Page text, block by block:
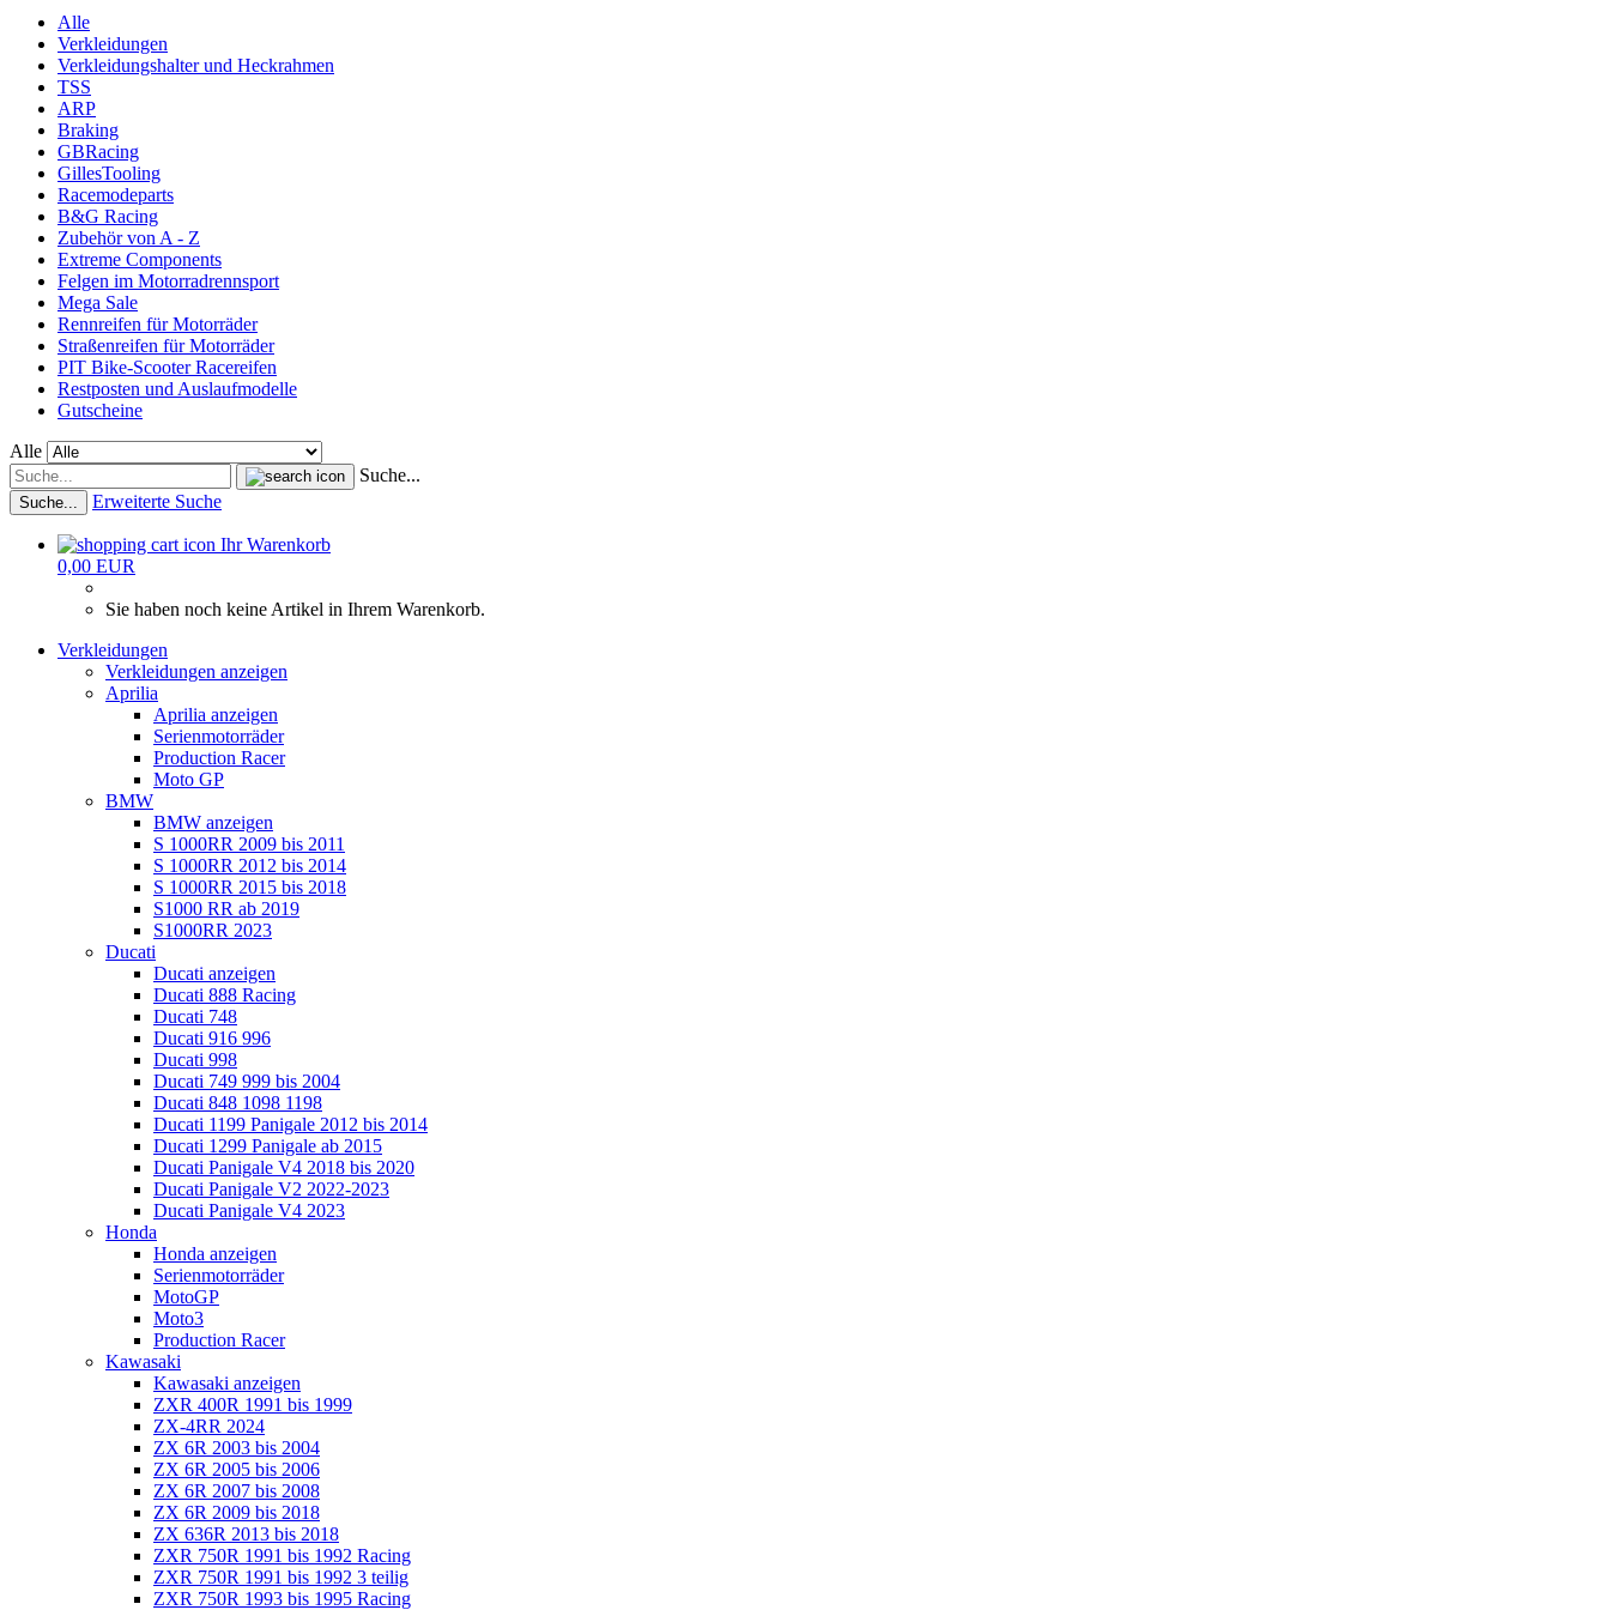
Alle
Verkleidungen
Verkleidungshalter und Heckrahmen
TSS
ARP
Braking
GBRacing
GillesTooling
Racemodeparts
B&G Racing
Zubehör von A - Z
Extreme Components
Felgen im Motorradrennsport
Mega Sale
Rennreifen für Motorräder
Straßenreifen für Motorräder
PIT Bike-Scooter Racereifen
Restposten und Auslaufmodelle
Gutscheine
Alle
Suche...
Suche... Erweiterte Suche
Ihr Warenkorb
0,00 EUR
Sie haben noch keine Artikel in Ihrem Warenkorb.
Verkleidungen
Verkleidungen anzeigen
Aprilia
Aprilia anzeigen
Serienmotorräder
Production Racer
Moto GP
BMW
BMW anzeigen
S 1000RR 2009 bis 2011
S 1000RR 2012 bis 2014
S 1000RR 2015 bis 2018
S1000 RR ab 2019
S1000RR 2023
Ducati
Ducati anzeigen
Ducati 888 Racing
Ducati 748
Ducati 916 996
Ducati 998
Ducati 749 999 bis 2004
Ducati 848 1098 1198
Ducati 1199 Panigale 2012 bis 2014
Ducati 1299 Panigale ab 2015
Ducati Panigale V4 2018 bis 2020
Ducati Panigale V2 2022-2023
Ducati Panigale V4 2023
Honda
Honda anzeigen
Serienmotorräder
MotoGP
Moto3
Production Racer
Kawasaki
Kawasaki anzeigen
ZXR 400R 1991 bis 1999
ZX-4RR 2024
ZX 6R 2003 bis 2004
ZX 6R 2005 bis 2006
ZX 6R 2007 bis 2008
ZX 6R 2009 bis 2018
ZX 636R 2013 bis 2018
ZXR 750R 1991 bis 1992 Racing
ZXR 750R 1991 bis 1992 3 teilig
ZXR 750R 1993 bis 1995 Racing